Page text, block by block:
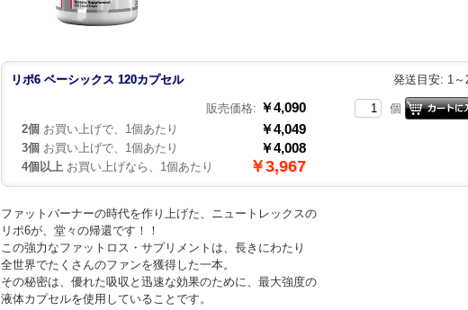
リポ6 ベーシックス 120カプセル 発送目安: 1～
販売価格: ￥4,090
2個 お買い上げで、1個あたり ￥4,049
3個 お買い上げで、1個あたり ￥4,008
4個以上 お買い上げなら、1個あたり ￥3,967
個
ファットバーナーの時代を作り上げた、ニュートレックスの
リポ6が、堂々の帰還です！！
この強力なファットロス・サプリメントは、長きにわたり
全世界でたくさんのファンを獲得した一本。
その秘密は、優れた吸収と迅速な効果のために、最大強度の
液体カプセルを使用していることです。